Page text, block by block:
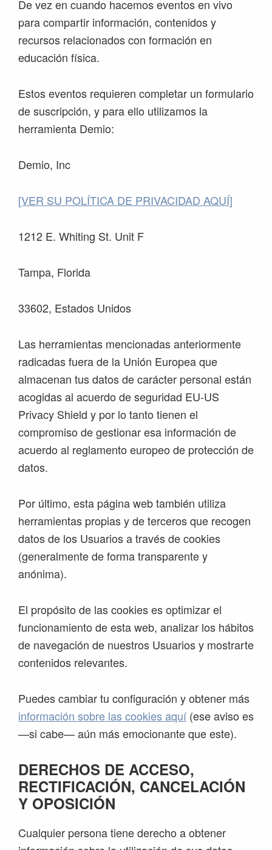
De vez en cuando hacemos eventos en vivo
para compartir información, contenidos y
recursos relacionados con formación en
educación física.
Estos eventos requieren completar un formulario
de suscripción, y para ello utilizamos la
herramienta Demio:
Demio, Inc
[VER SU POLÍTICA DE PRIVACIDAD AQUÍ]
1212 E. Whiting St. Unit F
Tampa, Florida
33602, Estados Unidos
Las herramientas mencionadas anteriormente
radicadas fuera de la Unión Europea que
almacenan tus datos de carácter personal están
acogidas al acuerdo de seguridad EU-US
Privacy Shield y por lo tanto tienen el
compromiso de gestionar esa información de
acuerdo al reglamento europeo de protección de
datos.
Por último, esta página web también utiliza
herramientas propias y de terceros que recogen
datos de los Usuarios a través de cookies
(generalmente de forma transparente y
anónima).
El propósito de las cookies es optimizar el
funcionamiento de esta web, analizar los hábitos
de navegación de nuestros Usuarios y mostrarte
contenidos relevantes.
Puedes cambiar tu configuración y obtener más
información sobre las cookies aquí (ese aviso es
—si cabe— aún más emocionante que este).
DERECHOS DE ACCESO,
RECTIFICACIÓN, CANCELACIÓN
Y OPOSICIÓN
Cualquier persona tiene derecho a obtener